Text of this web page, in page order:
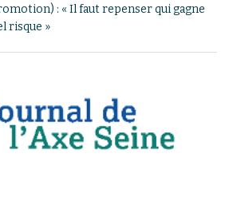
: « Il faut repenser qui gagne
risque »